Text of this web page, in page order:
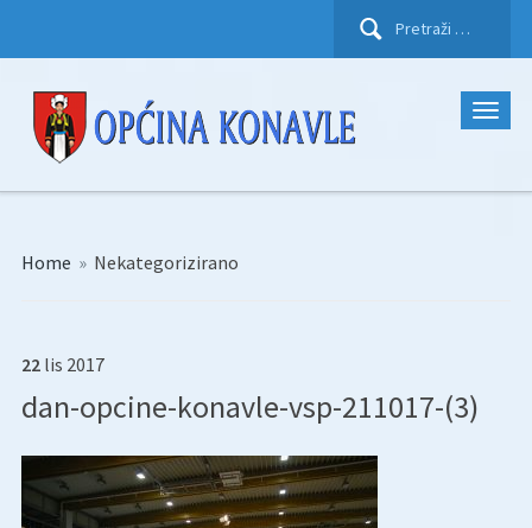
Pretraži:
Home » Nekategorizirano
22 lis 2017
dan-opcine-konavle-vsp-211017-(3)